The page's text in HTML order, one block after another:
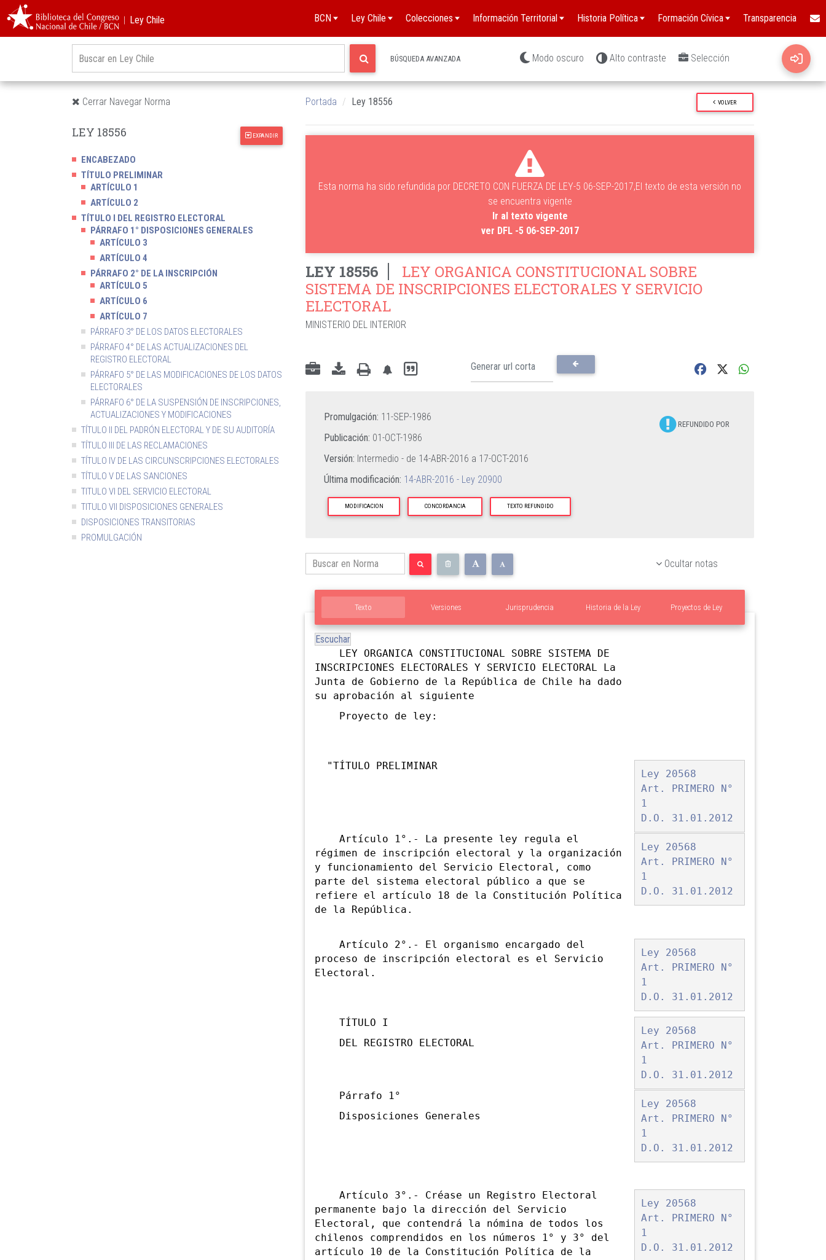
︱Ley Chile BCN Ley Chile Colecciones Información Territorial Historia Política Formación Cívica Transparencia
BÚSQUEDA AVANZADA Modo oscuro Alto contraste Selección
Cerrar Navegar Norma Portada Ley 18556 VOLVER
LEY 18556 EXPANDIR
ENCABEZADO
TÍTULO PRELIMINAR
ARTÍCULO 1
ARTÍCULO 2
TÍTULO I DEL REGISTRO ELECTORAL
PÁRRAFO 1° DISPOSICIONES GENERALES
ARTÍCULO 3
ARTÍCULO 4
PÁRRAFO 2° DE LA INSCRIPCIÓN
ARTÍCULO 5
ARTÍCULO 6
ARTÍCULO 7
PÁRRAFO 3° DE LOS DATOS ELECTORALES
PÁRRAFO 4° DE LAS ACTUALIZACIONES DEL
REGISTRO ELECTORAL
PÁRRAFO 5° DE LAS MODIFICACIONES DE LOS DATOS
ELECTORALES
PÁRRAFO 6° DE LA SUSPENSIÓN DE INSCRIPCIONES,
ACTUALIZACIONES Y MODIFICACIONES
TÍTULO II DEL PADRÓN ELECTORAL Y DE SU AUDITORÍA
TÍTULO III DE LAS RECLAMACIONES
TÍTULO IV DE LAS CIRCUNSCRIPCIONES ELECTORALES
TÍTULO V DE LAS SANCIONES
TITULO VI DEL SERVICIO ELECTORAL
TITULO VII DISPOSICIONES GENERALES
DISPOSICIONES TRANSITORIAS
PROMULGACIÓN
Esta norma ha sido refundida por DECRETO CON FUERZA DE LEY-5 06-SEP-2017,El texto de esta versión no
se encuentra vigente
Ir al texto vigente
ver DFL -5 06-SEP-2017
LEY 18556
LEY ORGANICA CONSTITUCIONAL SOBRE
SISTEMA DE INSCRIPCIONES ELECTORALES Y SERVICIO
ELECTORAL
MINISTERIO DEL INTERIOR
REFUNDIDO POR
Promulgación: 11-SEP-1986
Publicación: 01-OCT-1986
Versión: Intermedio - de 14-ABR-2016 a 17-OCT-2016
Última modificación: 14-ABR-2016 - Ley 20900
MODIFICACION CONCORDANCIA TEXTO REFUNDIDO
Ocultar notas
Texto Versiones Jurisprudencia Proyectos de Ley
Historia de la Ley
Escuchar
LEY ORGANICA CONSTITUCIONAL SOBRE SISTEMA DE
INSCRIPCIONES ELECTORALES Y SERVICIO ELECTORAL La
Junta de Gobierno de la República de Chile ha dado
su aprobación al siguiente
Proyecto de ley:
Ley 20568
Art. PRIMERO N°
1
D.O. 31.01.2012
"TÍTULO PRELIMINAR
Ley 20568
Art. PRIMERO N°
1
D.O. 31.01.2012
Artículo 1°.- La presente ley regula el
régimen de inscripción electoral y la organización
y funcionamiento del Servicio Electoral, como
parte del sistema electoral público a que se
refiere el artículo 18 de la Constitución Política
de la República.
Ley 20568
Art. PRIMERO N°
1
D.O. 31.01.2012
Artículo 2°.- El organismo encargado del
proceso de inscripción electoral es el Servicio
Electoral.
Ley 20568
Art. PRIMERO N°
1
D.O. 31.01.2012
TÍTULO I
DEL REGISTRO ELECTORAL
Ley 20568
Art. PRIMERO N°
1
D.O. 31.01.2012
Párrafo 1°
Disposiciones Generales
Ley 20568
Art. PRIMERO N°
1
D.O. 31.01.2012
Artículo 3°.- Créase un Registro Electoral
permanente bajo la dirección del Servicio
Electoral, que contendrá la nómina de todos los
chilenos comprendidos en los números 1° y 3° del
artículo 10 de la Constitución Política de la